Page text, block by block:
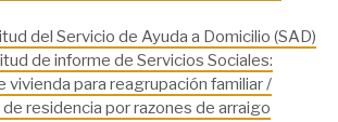
del Servicio de Ayuda a Domicilio (SAD)
de informe de Servicios Sociales:
vivienda para reagrupación familiar /
residencia por razones de arraigo